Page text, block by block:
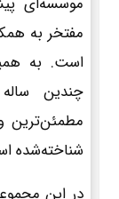
مفتخر به
است. به
چندین
مطمئن‌ترین
شناخته‌شده
در این